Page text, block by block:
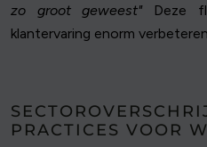
zo groot geweest"Deze
klantervaring enorm
PRACTICES VOOR